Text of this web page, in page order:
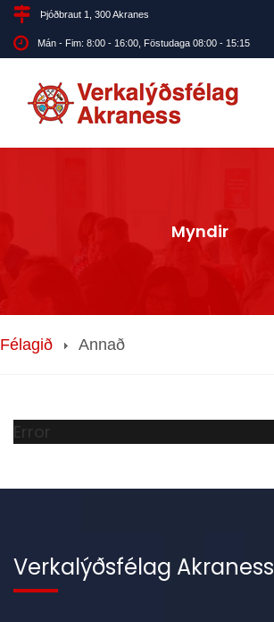
Þjóðbraut 1, 300 Akranes
Mán - Fim: 8:00 - 16:00, Föstudaga 08:00 - 15:15
Myndir
Félagið Annað
Error
Verkalýðsfélag Akraness